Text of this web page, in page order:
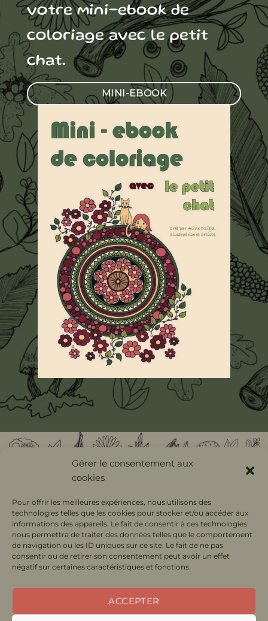
Gérer le consentement aux
cookies
Pour offrir les meilleures expériences, nous utilisons des
technologies telles que les cookies pour stocker et/ou accéder aux
informations des appareils. Le fait de consentir à ces technologies
nous permettra de traiter des données telles que le comportement
de navigation ou les ID uniques sur ce site. Le fait de ne pas
consentir ou de retirer son consentement peut avoir un effet
négatif sur certaines caractéristiques et fonctions.
ACCEPTER
votre mini-ebook de
coloriage avec le petit
chat.
MINI-EBOOK
Suivez moi sur les
réseaux sociaux !